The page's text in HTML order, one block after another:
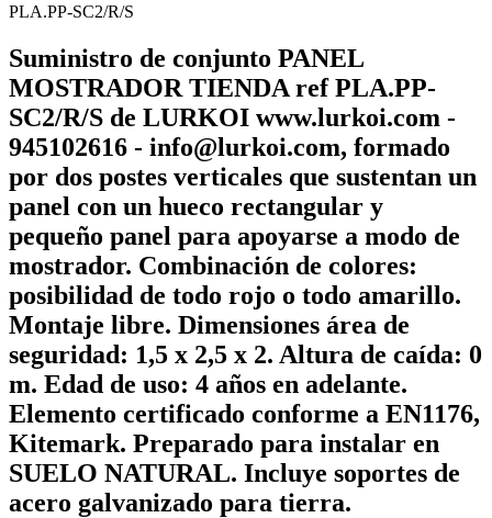
PLA.PP-SC2/R/S
Suministro de conjunto PANEL
MOSTRADOR TIENDA ref PLA.PP-
SC2/R/S de LURKOI www.lurkoi.com -
945102616 - info@lurkoi.com, formado
por dos postes verticales que sustentan un
panel con un hueco rectangular y
pequeño panel para apoyarse a modo de
mostrador. Combinación de colores:
posibilidad de todo rojo o todo amarillo.
Montaje libre. Dimensiones área de
seguridad: 1,5 x 2,5 x 2. Altura de caída: 0
m. Edad de uso: 4 años en adelante.
Elemento certificado conforme a EN1176,
Kitemark. Preparado para instalar en
SUELO NATURAL. Incluye soportes de
acero galvanizado para tierra.